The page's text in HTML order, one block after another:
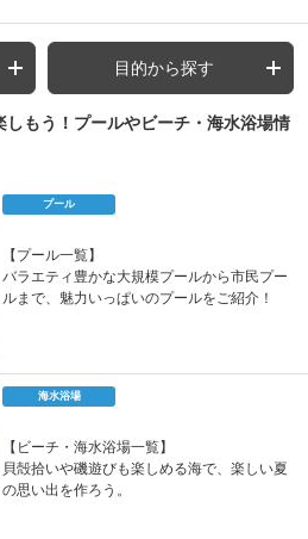
目的から探す
しもう！プールやビーチ・海水浴場情
プール
【プール一覧】
バラエティ豊かな大規模プールから市民プー
ルまで、魅力いっぱいのプールをご紹介！
海水浴場
【ビーチ・海水浴場一覧】
貝殻拾いや磯遊びも楽しめる海で、楽しい夏
の思い出を作ろう。